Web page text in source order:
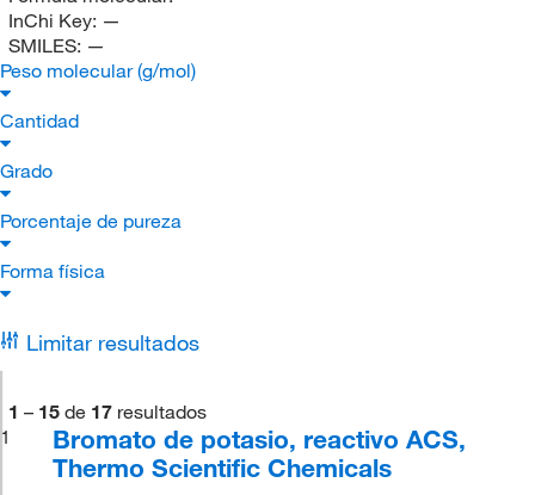
InChi Key: —
SMILES: —
Peso molecular (g/mol)
Cantidad
Grado
Porcentaje de pureza
Forma física
Limitar resultados
1 – 15 de 17 resultados
1
Bromato de potasio, reactivo ACS,
Thermo Scientific Chemicals